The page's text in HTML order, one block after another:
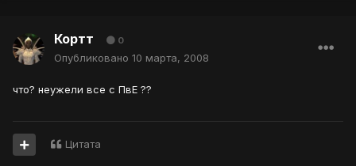
Кортт 0
Опубликовано 10 марта, 2008
что? неужели все с ПвЕ ??
Цитата